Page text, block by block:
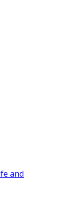
and